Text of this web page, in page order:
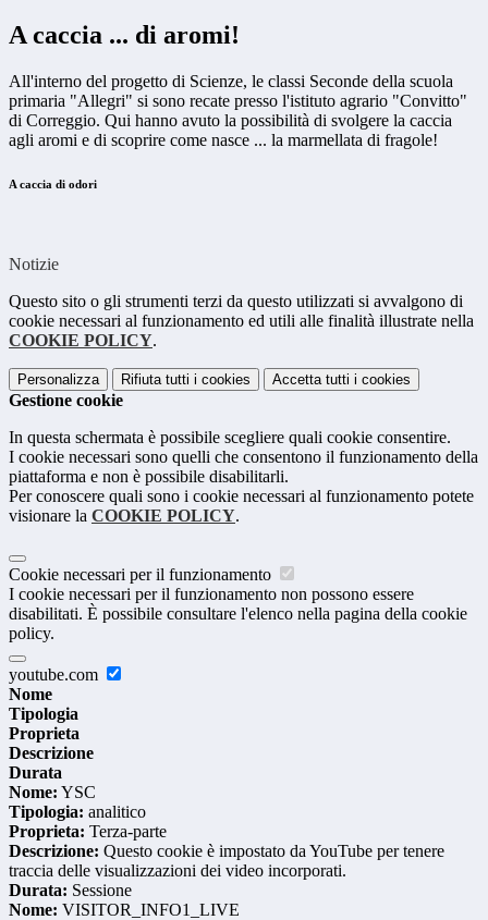
A caccia ... di aromi!
All'interno del progetto di Scienze, le classi Seconde della scuola
primaria "Allegri" si sono recate presso l'istituto agrario "Convitto"
di Correggio. Qui hanno avuto la possibilità di svolgere la caccia
agli aromi e di scoprire come nasce ... la marmellata di fragole!
A caccia di odori
Notizie
Questo sito o gli strumenti terzi da questo utilizzati si avvalgono di
cookie necessari al funzionamento ed utili alle finalità illustrate nella
COOKIE POLICY.
Personalizza Rifiuta tutti i cookies Accetta tutti i cookies
Gestione cookie
In questa schermata è possibile scegliere quali cookie consentire.
I cookie necessari sono quelli che consentono il funzionamento della
piattaforma e non è possibile disabilitarli.
Per conoscere quali sono i cookie necessari al funzionamento potete
visionare la COOKIE POLICY.
Cookie necessari per il funzionamento
I cookie necessari per il funzionamento non possono essere
disabilitati. È possibile consultare l'elenco nella pagina della cookie
policy.
youtube.com
Nome
Tipologia
Proprieta
Descrizione
Durata
Nome: YSC
Tipologia: analitico
Proprieta: Terza-parte
Descrizione: Questo cookie è impostato da YouTube per tenere
traccia delle visualizzazioni dei video incorporati.
Durata: Sessione
Nome: VISITOR_INFO1_LIVE